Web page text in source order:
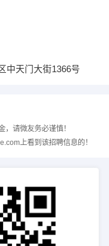
中天门大街1366号
请微友务必谨慎！
上看到该招聘信息的！